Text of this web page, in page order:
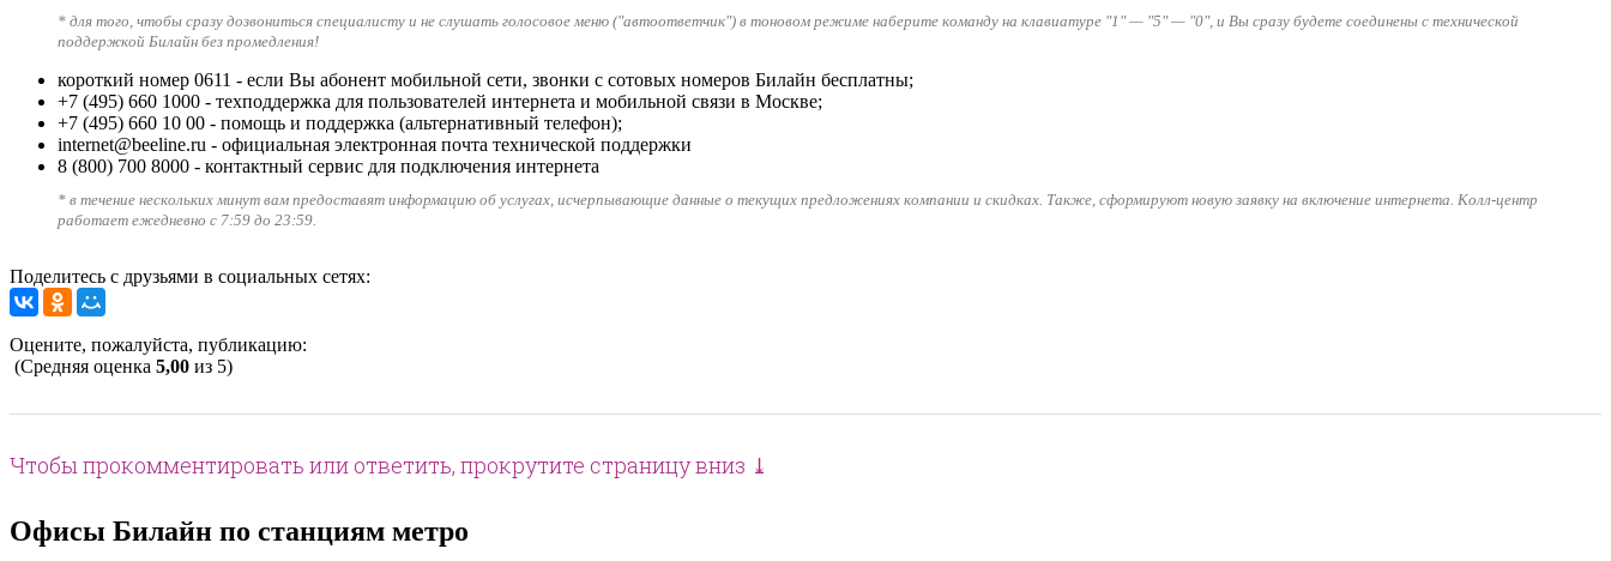
* для того, чтобы сразу дозвониться специалисту и не слушать голосовое меню ("автоответчик") в тоновом режиме наберите команду на клавиатуре "1" — "5" — "0", и Вы сразу будете соединены с технической
поддержкой Билайн без промедления!
короткий номер 0611 - если Вы абонент мобильной сети, звонки с сотовых номеров Билайн бесплатны;
+7 (495) 660 1000 - техподдержка для пользователей интернета и мобильной связи в Москве;
+7 (495) 660 10 00 - помощь и поддержка (альтернативный телефон);
internet@beeline.ru - официальная электронная почта технической поддержки
8 (800) 700 8000 - контактный сервис для подключения интернета
* в течение нескольких минут вам предоставят информацию об услугах, исчерпывающие данные о текущих предложениях компании и скидках. Также, сформируют новую заявку на включение интернета. Колл-центр
работает ежедневно с 7:59 до 23:59.
Поделитесь с друзьями в социальных сетях:
Оцените, пожалуйста, публикацию:
(Средняя оценка 5,00 из 5)
Чтобы прокомментировать или ответить, прокрутите страницу вниз ⤓
Офисы Билайн по станциям метро